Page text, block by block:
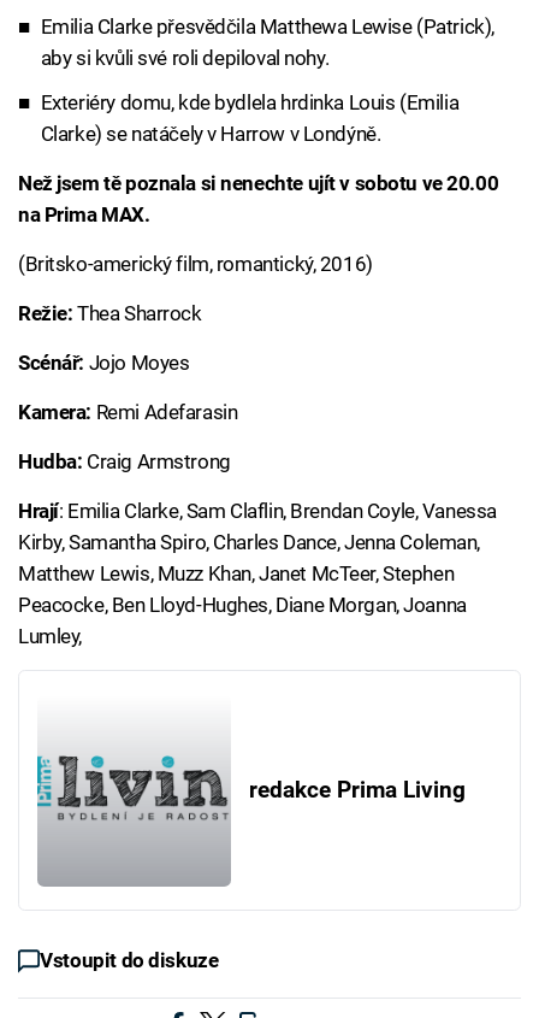
Emilia Clarke přesvědčila Matthewa Lewise (Patrick),
aby si kvůli své roli depiloval nohy.
Exteriéry domu, kde bydlela hrdinka Louis (Emilia
Clarke) se natáčely v Harrow v Londýně.
Než jsem tě poznala si nenechte ujít v sobotu ve 20.00
na Prima MAX.
(Britsko-americký film, romantický, 2016)
Režie: Thea Sharrock
Scénář: Jojo Moyes
Kamera: Remi Adefarasin
Hudba: Craig Armstrong
Hrají: Emilia Clarke, Sam Claflin, Brendan Coyle, Vanessa
Kirby, Samantha Spiro, Charles Dance, Jenna Coleman,
Matthew Lewis, Muzz Khan, Janet McTeer, Stephen
Peacocke, Ben Lloyd-Hughes, Diane Morgan, Joanna
Lumley,
redakce Prima Living
Vstoupit do diskuze